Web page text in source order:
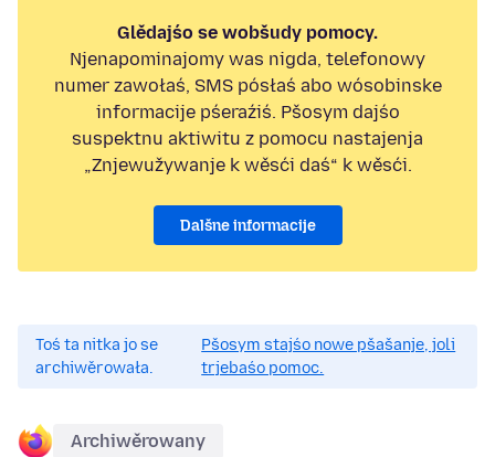
Glědajśo se wobšudy pomocy.
Njenapominajomy was nigda, telefonowy
numer zawołaś, SMS pósłaś abo wósobinske
informacije pśeraźiś. Pšosym dajśo
suspektnu aktiwitu z pomocu nastajenja
„Znjewužywanje k wěsći daś“ k wěsći.
Dalšne informacije
Toś ta nitka jo se
archiwěrowała.
Pšosym stajśo nowe pšašanje, joli
trjebaśo pomoc.
Archiwěrowany